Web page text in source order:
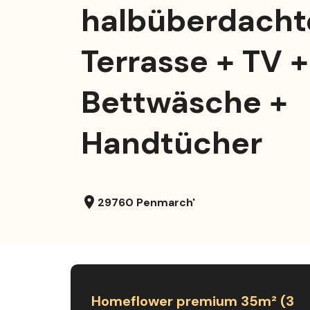
Terrasse + TV +
Bettwäsche +
Handtücher
location_on 29760 Penmarch'
Homeflower premium 35m² (3